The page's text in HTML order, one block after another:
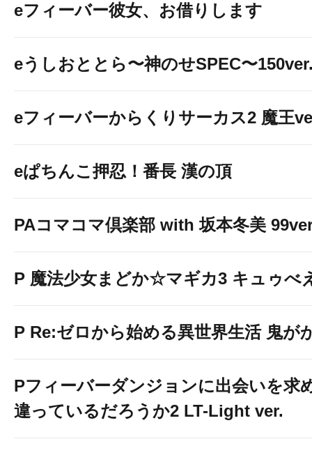
eフィーバー彼女、お借りします
eうしおととら〜神のせSPEC〜
eフィーバーからくりサーカス2 魔王
eぱちんこ押忍！番長 漢の頂
PAコマコマ倶楽部 with 坂本冬美
P 魔法少女まどか☆マギカ3 キュゥべ
P Re:ゼロから始める異世界生活 鬼が
Pフィーバーダンジョンに出会いを求
違っているだろうか2 LT-Light ver.